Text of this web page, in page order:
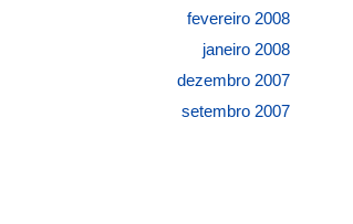
fevereiro 2008
janeiro 2008
dezembro 2007
setembro 2007